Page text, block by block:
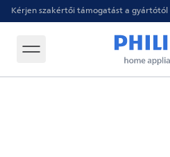
Kérjen szakértői támogatást a gyártótól